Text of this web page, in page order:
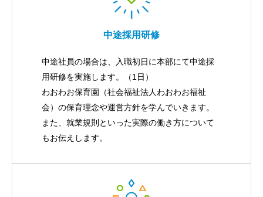
中途採用研修
中途社員の場合は、入職初日に本部にて中途採
用研修を実施します。（1日）
わおわお保育園（社会福祉法人わおわお福祉
会）の保育理念や運営方針を学んでいきます。
また、就業規則といった実際の働き方について
もお伝えします。